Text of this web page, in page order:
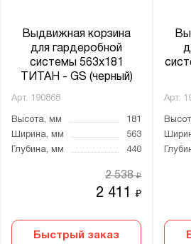
Выдвижная корзина
для гардеробной
системы 563х181
ТИТАН - GS (черный)
Арт. 190868
Высота, мм
181
Ширина, мм
563
Глубина, мм
440
2 411₽
2 538₽
Быстрый заказ
Арт.